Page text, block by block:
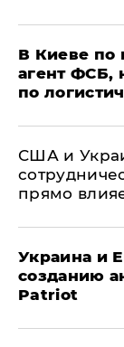
В Киеве по
агент ФСБ,
по
США и
прямо
Украина и
созданию
Patriot